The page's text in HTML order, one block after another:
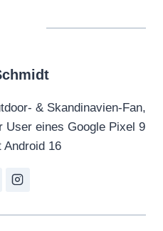
l
l
e
t
& Skandinavien-Fan,
User eines Google Pixel 9
Android 16